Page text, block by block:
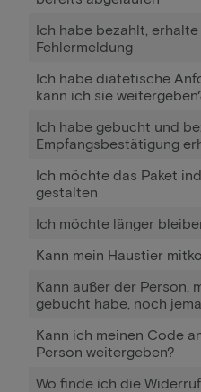
Ich habe bezahlt,
Fehlermeldung
Ich habe diätetische
kann ich sie
Ich habe gebucht und
Empfangsbestätigung
Ich möchte das Paket
gestalten
Ich möchte länger
Kann mein Haustier
Kann außer der Person,
gebucht habe, noch
Kann ich meinen Code
Person weitergeben?
Wo finde ich die